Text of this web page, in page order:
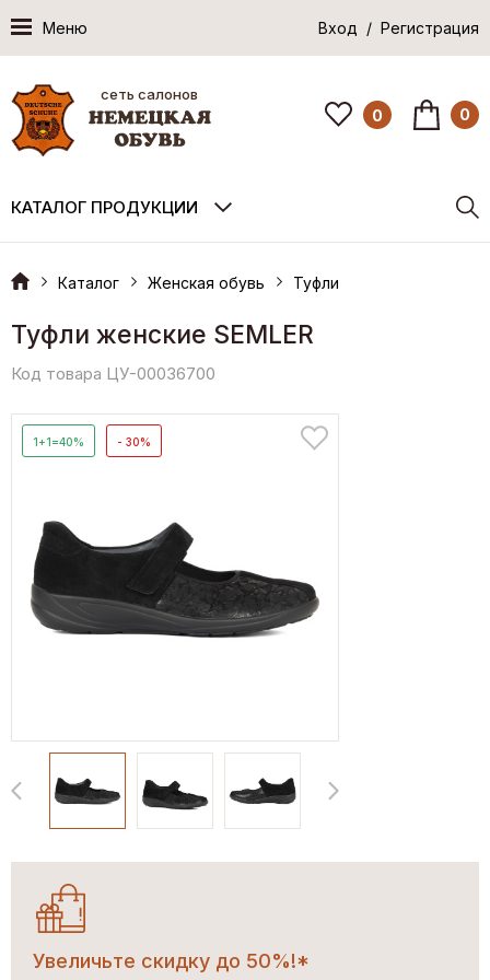
Меню Вход / Регистрация
сеть салонов
0 0
КАТАЛОГ ПРОДУКЦИИ
Каталог Женская обувь Туфли
Туфли женские SEMLER
Код товара ЦУ-00036700
1+1=40% - 30%
Увеличьте скидку до 50%!*